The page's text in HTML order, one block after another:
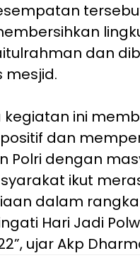
dan
mesjid.
kegiatan ini
dan
Polri dengan
ikut
dalam rangka
Hari Jadi
ujar Akp